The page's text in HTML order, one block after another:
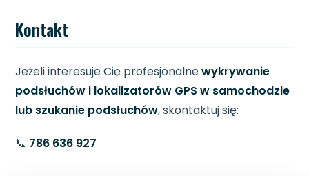
Kontakt
Jeżeli interesuje Cię profesjonalnewykrywanie
podsłuchów i lokalizatorów GPS w samochodzie
lub szukanie podsłuchów, skontaktuj się:
📞 786 636 927